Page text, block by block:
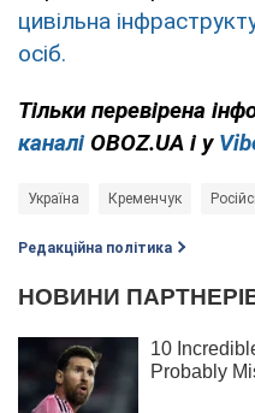
цивільна
осіб.
Тільки перевірена
каналі OBOZ.UA і у
Україна Кременчук
Редакційна політика